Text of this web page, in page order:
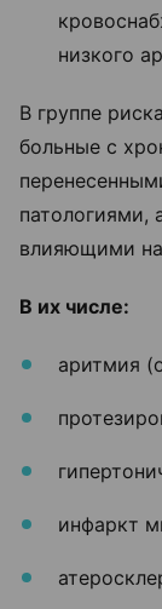
низкого
В группе
больные с
патологиями,
влияющими
В их числе:
аритмия
инфаркт